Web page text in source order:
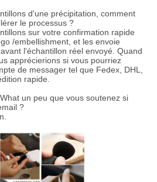
d'une précipitation, comment
le processus ?
sur votre confirmation rapide
/embellishment, et les envoie
l'échantillon réel envoyé. Quand
apprécierions si vous pourriez
de messager tel que Fedex, DHL,
rapide.
un peu que vous soutenez si
?